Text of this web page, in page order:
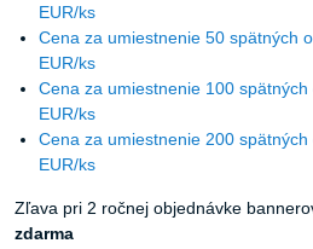
EUR/ks
Cena za umiestnenie 50 spätných
EUR/ks
Cena za umiestnenie 100
EUR/ks
Cena za umiestnenie 200
EUR/ks
Zľava pri 2 ročnej objednávke
zdarma